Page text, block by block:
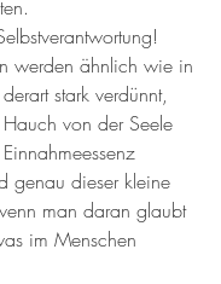
werden ähnlich wie in
stark verdünnt,
von der Seele
genau dieser kleine
man daran glaubt
im Menschen